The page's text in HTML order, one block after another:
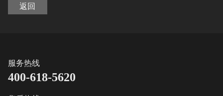
返回
服务热线
400-618-5620